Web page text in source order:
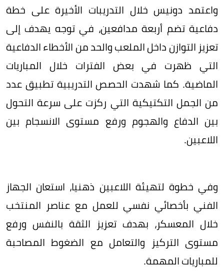
واعتمد دونيس خلال التدريبات الأخيرة على خطة
دفاعية تضم أربعة مدافعين، في توجه يهدف إلى
تعزيز التوازن داخل الملعب والحد من الأخطاء الدفاعية
التي ظهرت في بعض الفترات خلال المباريات
الماضية. كما شهدت الحصص التدريبية تطبيق عدد
من الجمل التكتيكية التي ركزت على سرعة التحول
بين الدفاع والهجوم ورفع مستوى الانسجام بين
اللاعبين.
وفي خطوة لتهيئة اللاعبين ذهنيا، استعان الجهاز
الفني بأخصائي نفسي للعمل مع عناصر المنتخب
خلال المعسكر، بهدف تعزيز الثقة بالنفس ورفع
مستوى التركيز والتعامل مع الضغوط المصاحبة
للمباريات المهمة.